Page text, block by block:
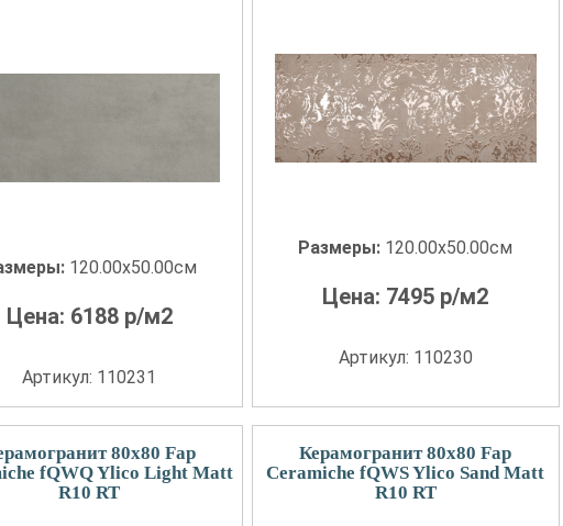
120.00x50.00см
Цена: 6188р/м2
Артикул: 110231
Размеры: 120.00x50.00см
Цена: 7495 р/м2
Артикул: 110230
80x80 Fap
fQWQ Ylico Light Matt
R10 RT
Керамогранит 80x80 Fap
Ceramiche fQWS Ylico Sand Matt
R10 RT